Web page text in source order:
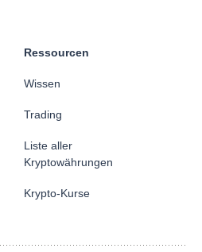
Ressourcen
Wissen
Trading
Liste aller
Kryptowährungen
Krypto-Kurse